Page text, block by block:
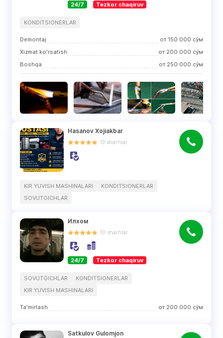
24/7 Tezkor chaqiruv
KONDITSIONERLAR
Demontaj от 150 000 сўм
Хizmat ko'rsatish
от 200 000 сўм
Boshqa
от 250 000 сўм
Hasanov Xojiakbar
13 sharhlar
KIR YUVISH MASHINALARI
KONDITSIONERLAR
SOVUTGICHLAR
Илхом
10 sharhlar
24/7 Tezkor chaqiruv
SOVUTGICHLAR
KONDITSIONERLAR
KIR YUVISH MASHINALARI
Ta'mirlash от 200 000 сўм
Satkulov Gulomjon